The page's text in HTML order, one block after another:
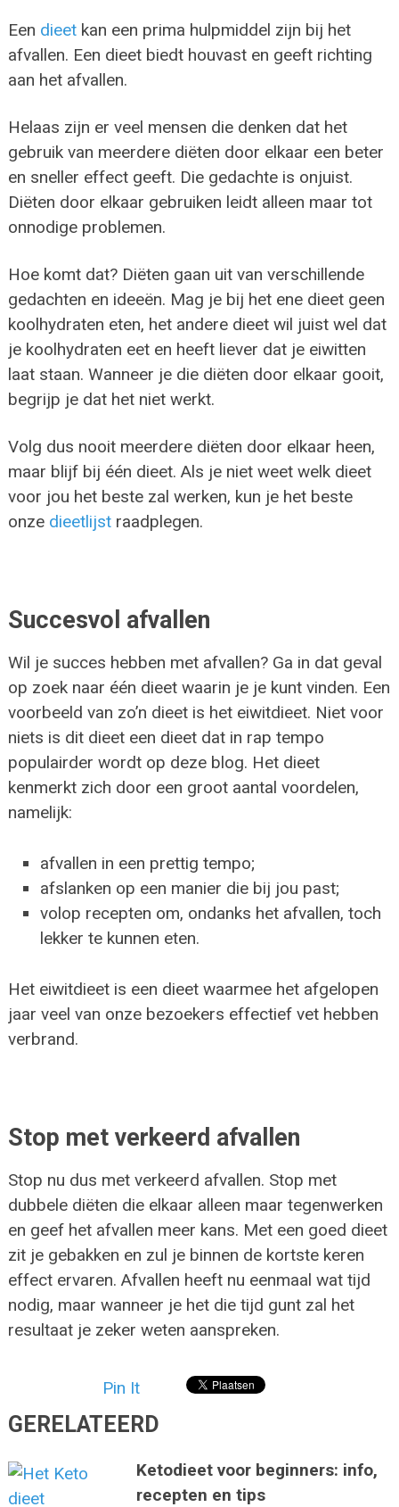
Een dieetkan een prima hulpmiddel zijn bij het
afvallen. Een dieet biedt houvast en geeft richting
aan het afvallen.
Helaas zijn er veel mensen die denken dat het
gebruik van meerdere diëten door elkaar een beter
en sneller effect geeft. Die gedachte is onjuist.
Diëten door elkaar gebruiken leidt alleen maar tot
onnodige problemen.
Hoe komt dat? Diëten gaan uit van verschillende
gedachten en ideeën. Mag je bij het ene dieet geen
koolhydraten eten, het andere dieet wil juist wel dat
je koolhydraten eet en heeft liever dat je eiwitten
laat staan. Wanneer je die diëten door elkaar gooit,
begrijp je dat het niet werkt.
Volg dus nooit meerdere diëten door elkaar heen,
maar blijf bij één dieet. Als je niet weet welk dieet
voor jou het beste zal werken, kun je het beste
onze dieetlijstraadplegen.
Succesvol afvallen
Wil je succes hebben met afvallen? Ga in dat geval
op zoek naar één dieet waarin je je kunt vinden. Een
voorbeeld van zo’n dieet is het eiwitdieet. Niet voor
niets is dit dieet een dieet dat in rap tempo
populairder wordt op deze blog. Het dieet
kenmerkt zich door een groot aantal voordelen,
namelijk:
afvallen in een prettig tempo;
afslanken op een manier die bij jou past;
volop recepten om, ondanks het afvallen, toch
lekker te kunnen eten.
Het eiwitdieet is een dieet waarmee het afgelopen
jaar veel van onze bezoekers effectief vet hebben
verbrand.
Stop met verkeerd afvallen
Stop nu dus met verkeerd afvallen. Stop met
dubbele diëten die elkaar alleen maar tegenwerken
en geef het afvallen meer kans. Met een goed dieet
zit je gebakken en zul je binnen de kortste keren
effect ervaren. Afvallen heeft nu eenmaal wat tijd
nodig, maar wanneer je het die tijd gunt zal het
resultaat je zeker weten aanspreken.
Pin It
GERELATEERD
Ketodieet voor beginners: info,
recepten en tips